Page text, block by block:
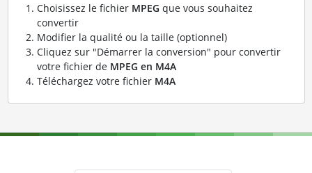
Choisissez le fichier MPEG que vous souhaitez
convertir
Modifier la qualité ou la taille (optionnel)
Cliquez sur "Démarrer la conversion" pour convertir
votre fichier de MPEG en M4A
Téléchargez votre fichier M4A